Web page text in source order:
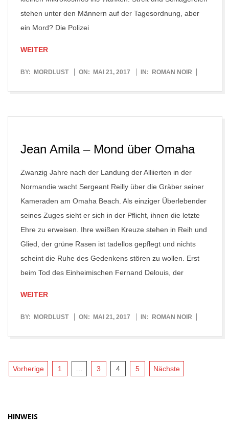
stehen unter den Männern auf der Tagesordnung, aber
ein Mord? Die Polizei
WEITER
2017-
BY: MORDLUST ON: MAI 21, 2017 IN: ROMAN NOIR
Jean Amila – Mond über Omaha
Zwanzig Jahre nach der Landung der Alliierten in der
Normandie wacht Sergeant Reilly über die Gräber seiner
Kameraden am Omaha Beach. Als einziger Überlebender
seines Zuges sieht er sich in der Pflicht, ihnen die letzte
Ehre zu erweisen. Ihre weißen Kreuze stehen in Reih und
Glied, der grüne Rasen ist tadellos gepflegt und nichts
scheint die Ruhe des Gedenkens stören zu wollen. Erst
beim Tod des Einheimischen Fernand Delouis, der
WEITER
2017-
BY: MORDLUST ON: MAI 21, 2017 IN: ROMAN NOIR
Seitennummerierung
Vorherige 1 3 4 5 Nächste
HINWEIS